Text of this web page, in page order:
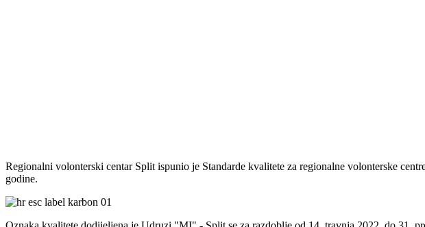
Regionalni volonterski centar Split ispunio je Standarde kvalitete za regionalne volonterske
godine.